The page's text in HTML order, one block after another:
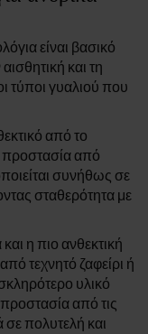
είναι βασικό
και τη
τύποι γυαλιού που
από το
προστασία από
συνήθως σε
σταθερότητα με
η πιο ανθεκτική
τεχνητό ζαφείρι ή
υλικό
προστασία από τις
σε πολυτελή και